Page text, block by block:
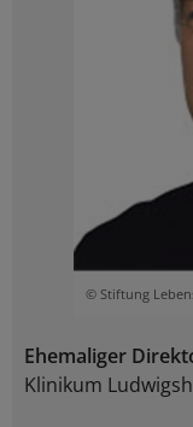
© Stiftung
Ehemaliger
Klinikum